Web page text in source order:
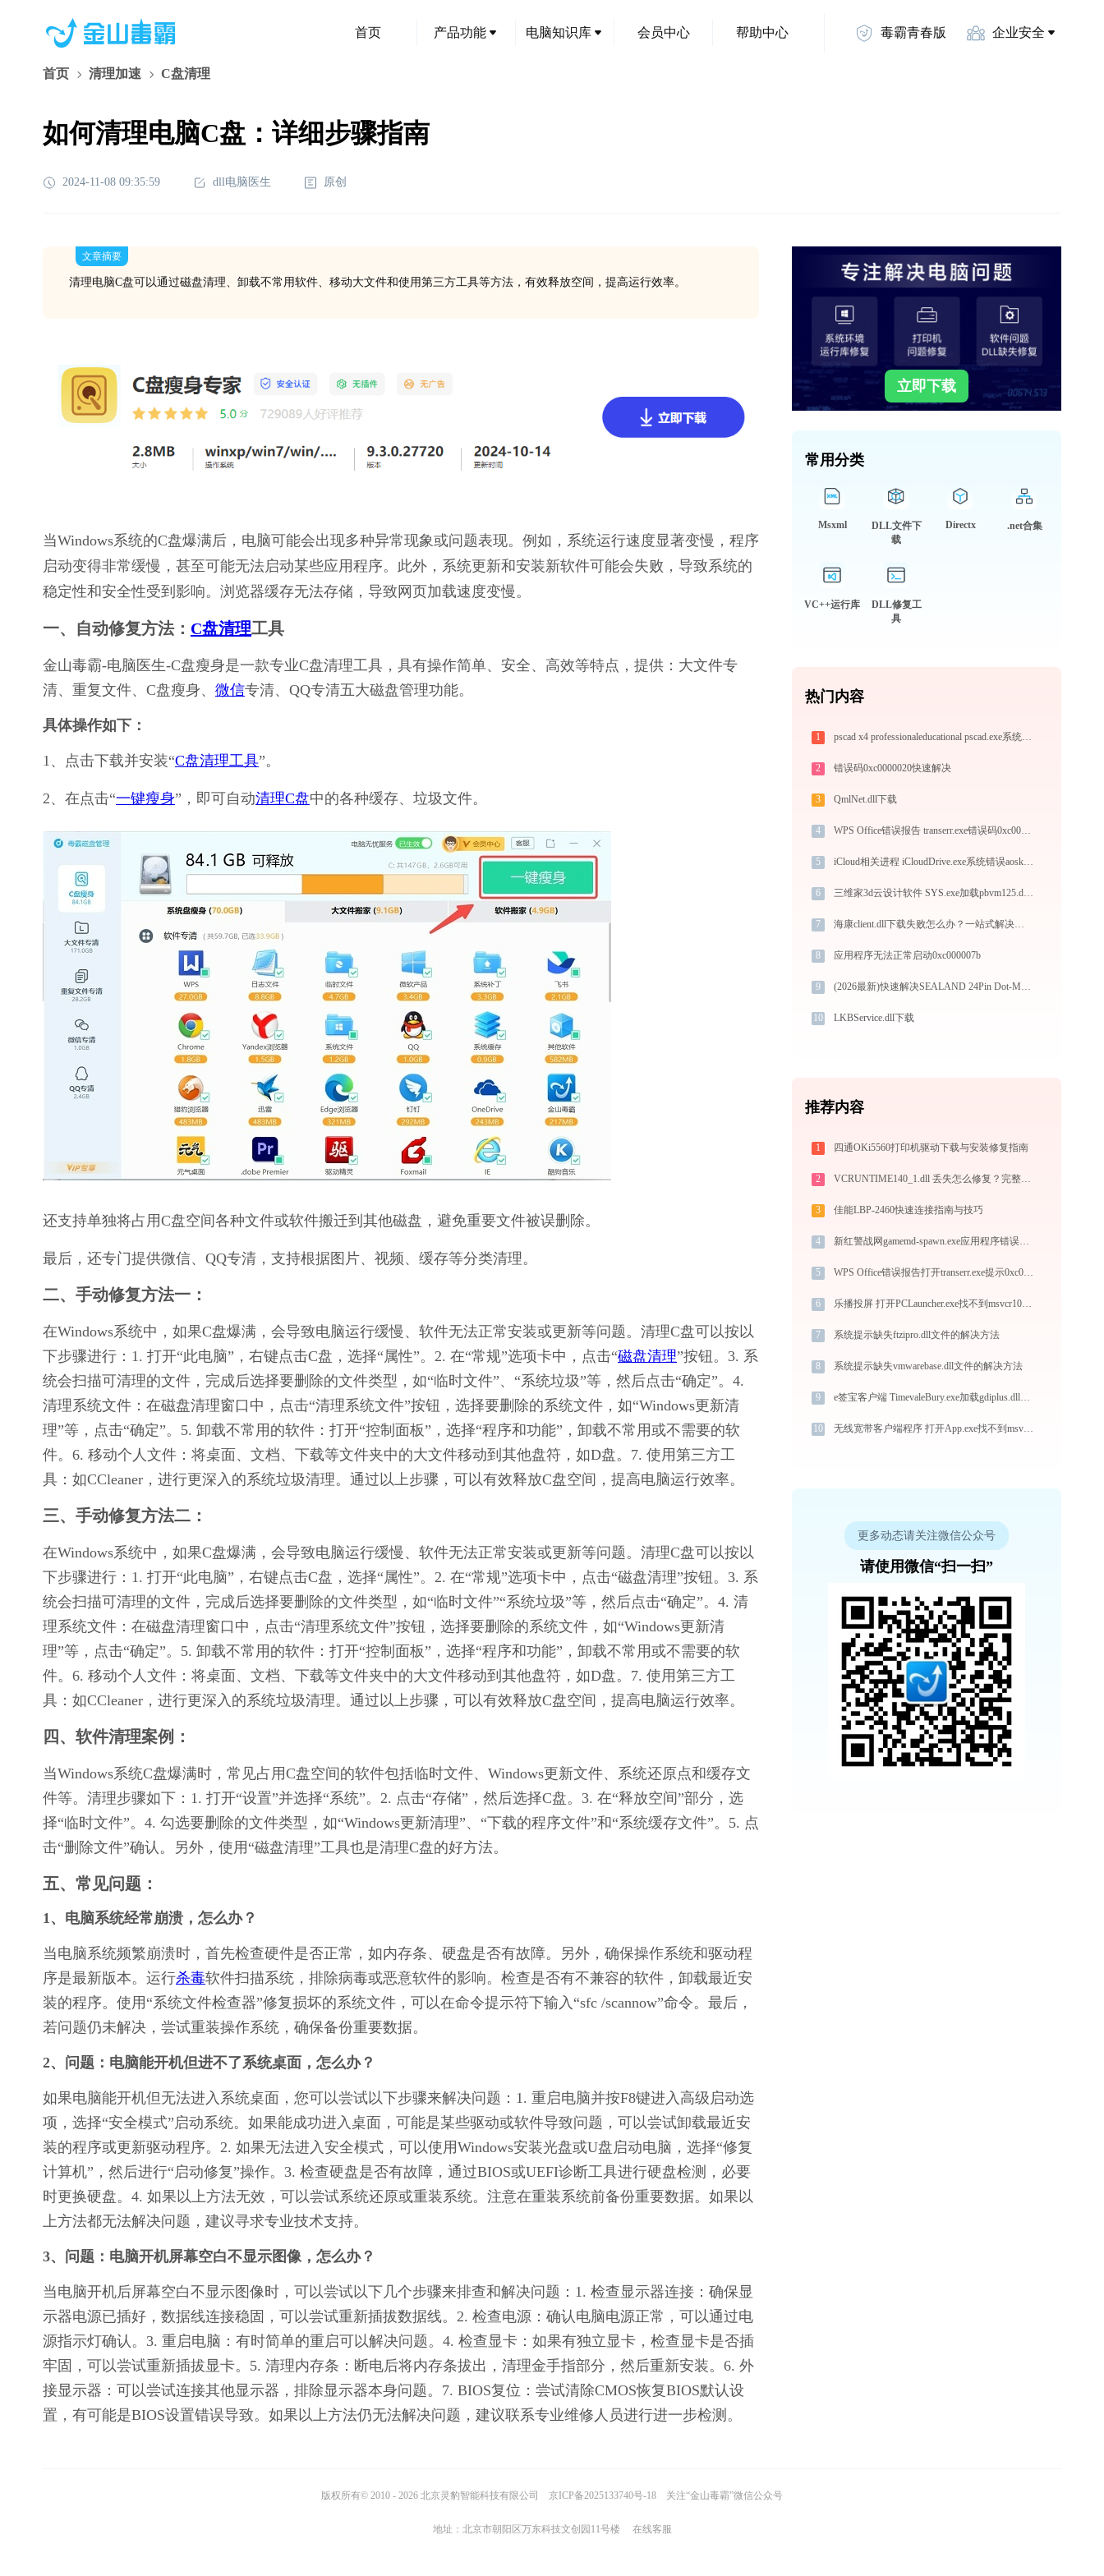
首页 产品功能 电脑知识库 会员中心 帮助中心 毒霸青春版 企业安全
首页 清理加速 C盘清理
如何清理电脑C盘：详细步骤指南
2024-11-08 09:35:59 dll电脑医生 原创
文章摘要
清理电脑C盘可以通过磁盘清理、卸载不常用软件、移动大文件和使用第三方工具等方法，有效释放空间，提高运行效率。
当Windows系统的C盘爆满后，电脑可能会出现多种异常现象或问题表现。例如，系统运行速度显著变慢，程序
启动变得非常缓慢，甚至可能无法启动某些应用程序。此外，系统更新和安装新软件可能会失败，导致系统的
稳定性和安全性受到影响。浏览器缓存无法存储，导致网页加载速度变慢。
一、自动修复方法： C盘清理工具
金山毒霸-电脑医生-C盘瘦身是一款专业C盘清理工具，具有操作简单、安全、高效等特点，提供：大文件专
清、重复文件、C盘瘦身、 微信专清、QQ专清五大磁盘管理功能。
具体操作如下：
1、点击下载并安装“C盘清理工具”。
2、在点击“一键瘦身”，即可自动清理C盘中的各种缓存、垃圾文件。
还支持单独将占用C盘空间各种文件或软件搬迁到其他磁盘，避免重要文件被误删除。
最后，还专门提供微信、QQ专清，支持根据图片、视频、缓存等分类清理。
二、手动修复方法一：
在Windows系统中，如果C盘爆满，会导致电脑运行缓慢、软件无法正常安装或更新等问题。清理C盘可以按以
下步骤进行：1. 打开“此电脑”，右键点击C盘，选择“属性”。2. 在“常规”选项卡中，点击“磁盘清理”按钮。3. 系
统会扫描可清理的文件，完成后选择要删除的文件类型，如“临时文件”、“系统垃圾”等，然后点击“确定”。4.
清理系统文件：在磁盘清理窗口中，点击“清理系统文件”按钮，选择要删除的系统文件，如“Windows更新清
理”等，点击“确定”。5. 卸载不常用的软件：打开“控制面板”，选择“程序和功能”，卸载不常用或不需要的软
件。6. 移动个人文件：将桌面、文档、下载等文件夹中的大文件移动到其他盘符，如D盘。7. 使用第三方工
具：如CCleaner，进行更深入的系统垃圾清理。通过以上步骤，可以有效释放C盘空间，提高电脑运行效率。
三、手动修复方法二：
在Windows系统中，如果C盘爆满，会导致电脑运行缓慢、软件无法正常安装或更新等问题。清理C盘可以按以
下步骤进行：1. 打开“此电脑”，右键点击C盘，选择“属性”。2. 在“常规”选项卡中，点击“磁盘清理”按钮。3. 系
统会扫描可清理的文件，完成后选择要删除的文件类型，如“临时文件”“系统垃圾”等，然后点击“确定”。4. 清
理系统文件：在磁盘清理窗口中，点击“清理系统文件”按钮，选择要删除的系统文件，如“Windows更新清
理”等，点击“确定”。5. 卸载不常用的软件：打开“控制面板”，选择“程序和功能”，卸载不常用或不需要的软
件。6. 移动个人文件：将桌面、文档、下载等文件夹中的大文件移动到其他盘符，如D盘。7. 使用第三方工
具：如CCleaner，进行更深入的系统垃圾清理。通过以上步骤，可以有效释放C盘空间，提高电脑运行效率。
四、软件清理案例：
当Windows系统C盘爆满时，常见占用C盘空间的软件包括临时文件、Windows更新文件、系统还原点和缓存文
件等。清理步骤如下：1. 打开“设置”并选择“系统”。2. 点击“存储”，然后选择C盘。3. 在“释放空间”部分，选
择“临时文件”。4. 勾选要删除的文件类型，如“Windows更新清理”、“下载的程序文件”和“系统缓存文件”。5. 点
击“删除文件”确认。另外，使用“磁盘清理”工具也是清理C盘的好方法。
五、常见问题：
1、电脑系统经常崩溃，怎么办？
当电脑系统频繁崩溃时，首先检查硬件是否正常，如内存条、硬盘是否有故障。另外，确保操作系统和驱动程
序是最新版本。运行杀毒软件扫描系统，排除病毒或恶意软件的影响。检查是否有不兼容的软件，卸载最近安
装的程序。使用“系统文件检查器”修复损坏的系统文件，可以在命令提示符下输入“sfc /scannow”命令。最后，
若问题仍未解决，尝试重装操作系统，确保备份重要数据。
2、问题：电脑能开机但进不了系统桌面，怎么办？
如果电脑能开机但无法进入系统桌面，您可以尝试以下步骤来解决问题：1. 重启电脑并按F8键进入高级启动选
项，选择“安全模式”启动系统。如果能成功进入桌面，可能是某些驱动或软件导致问题，可以尝试卸载最近安
装的程序或更新驱动程序。2. 如果无法进入安全模式，可以使用Windows安装光盘或U盘启动电脑，选择“修复
计算机”，然后进行“启动修复”操作。3. 检查硬盘是否有故障，通过BIOS或UEFI诊断工具进行硬盘检测，必要
时更换硬盘。4. 如果以上方法无效，可以尝试系统还原或重装系统。注意在重装系统前备份重要数据。如果以
上方法都无法解决问题，建议寻求专业技术支持。
3、问题：电脑开机屏幕空白不显示图像，怎么办？
当电脑开机后屏幕空白不显示图像时，可以尝试以下几个步骤来排查和解决问题：1. 检查显示器连接：确保显
示器电源已插好，数据线连接稳固，可以尝试重新插拔数据线。2. 检查电源：确认电脑电源正常，可以通过电
源指示灯确认。3. 重启电脑：有时简单的重启可以解决问题。4. 检查显卡：如果有独立显卡，检查显卡是否插
牢固，可以尝试重新插拔显卡。5. 清理内存条：断电后将内存条拔出，清理金手指部分，然后重新安装。6. 外
接显示器：可以尝试连接其他显示器，排除显示器本身问题。7. BIOS复位：尝试清除CMOS恢复BIOS默认设
置，有可能是BIOS设置错误导致。如果以上方法仍无法解决问题，建议联系专业维修人员进行进一步检测。
立即下载
常用分类
Msxml
DLL文件下
载
Directx .net合集
VC++运行库
DLL修复工
具
热门内容
1 pscad x4 professionaleducational pscad.exe系统错误mfc100.dll丢失如何解决
2 错误码0xc0000020快速解决
3 QmlNet.dll下载
4 WPS Office错误报告 transerr.exe错误码0xc000000d处理办法
5 iCloud相关进程 iCloudDrive.exe系统错误aoskit.dll丢失如何解决
6 三维家3d云设计软件 SYS.exe加载pbvm125.dll文件丢失处理办法
7 海康client.dll下载失败怎么办？一站式解决方案
8 应用程序无法正常启动0xc000007b
9 (2026最新)快速解决SEALAND 24Pin Dot-Matrix Printer打印机驱动安装问题，这篇文章告诉你方法
10 LKBService.dll下载
推荐内容
1 四通OKi5560打印机驱动下载与安装修复指南
2 VCRUNTIME140_1.dll 丢失怎么修复？完整解决方案
3 佳能LBP-2460快速连接指南与技巧
4 新红警战网gamemd-spawn.exe应用程序错误0xc0000005解决方法
5 WPS Office错误报告打开transerr.exe提示0xc000000d错误码怎么办
6 乐播投屏 打开PCLauncher.exe找不到msvcr100.dll怎么办
7 系统提示缺失ftzipro.dll文件的解决方法
8 系统提示缺失vmwarebase.dll文件的解决方法
9 e签宝客户端 TimevaleBury.exe加载gdiplus.dll文件丢失处理办法
10 无线宽带客户端程序 打开App.exe找不到msvcr100.dll怎么办
更多动态请关注微信公众号
请使用微信“扫一扫”
版权所有© 2010 - 2026 北京灵豹智能科技有限公司 京ICP备2025133740号-18 关注“金山毒霸”微信公众号
地址：北京市朝阳区万东科技文创园11号楼 在线客服